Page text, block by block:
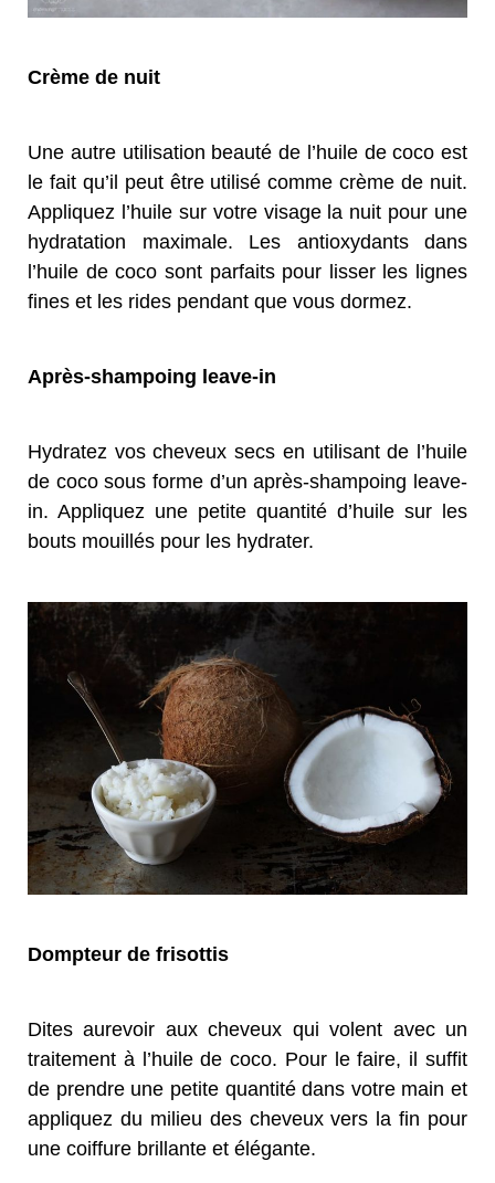
Crème de nuit
Une autre utilisation beauté de l’huile de coco est
le fait qu’il peut être utilisé comme crème de nuit.
Appliquez l’huile sur votre visage la nuit pour une
hydratation maximale. Les antioxydants dans
l’huile de coco sont parfaits pour lisser les lignes
fines et les rides pendant que vous dormez.
Après-shampoing leave-in
Hydratez vos cheveux secs en utilisant de l’huile
de coco sous forme d’un après-shampoing leave-
in. Appliquez une petite quantité d’huile sur les
bouts mouillés pour les hydrater.
Dompteur de frisottis
Dites aurevoir aux cheveux qui volent avec un
traitement à l’huile de coco. Pour le faire, il suffit
de prendre une petite quantité dans votre main et
appliquez du milieu des cheveux vers la fin pour
une coiffure brillante et élégante.